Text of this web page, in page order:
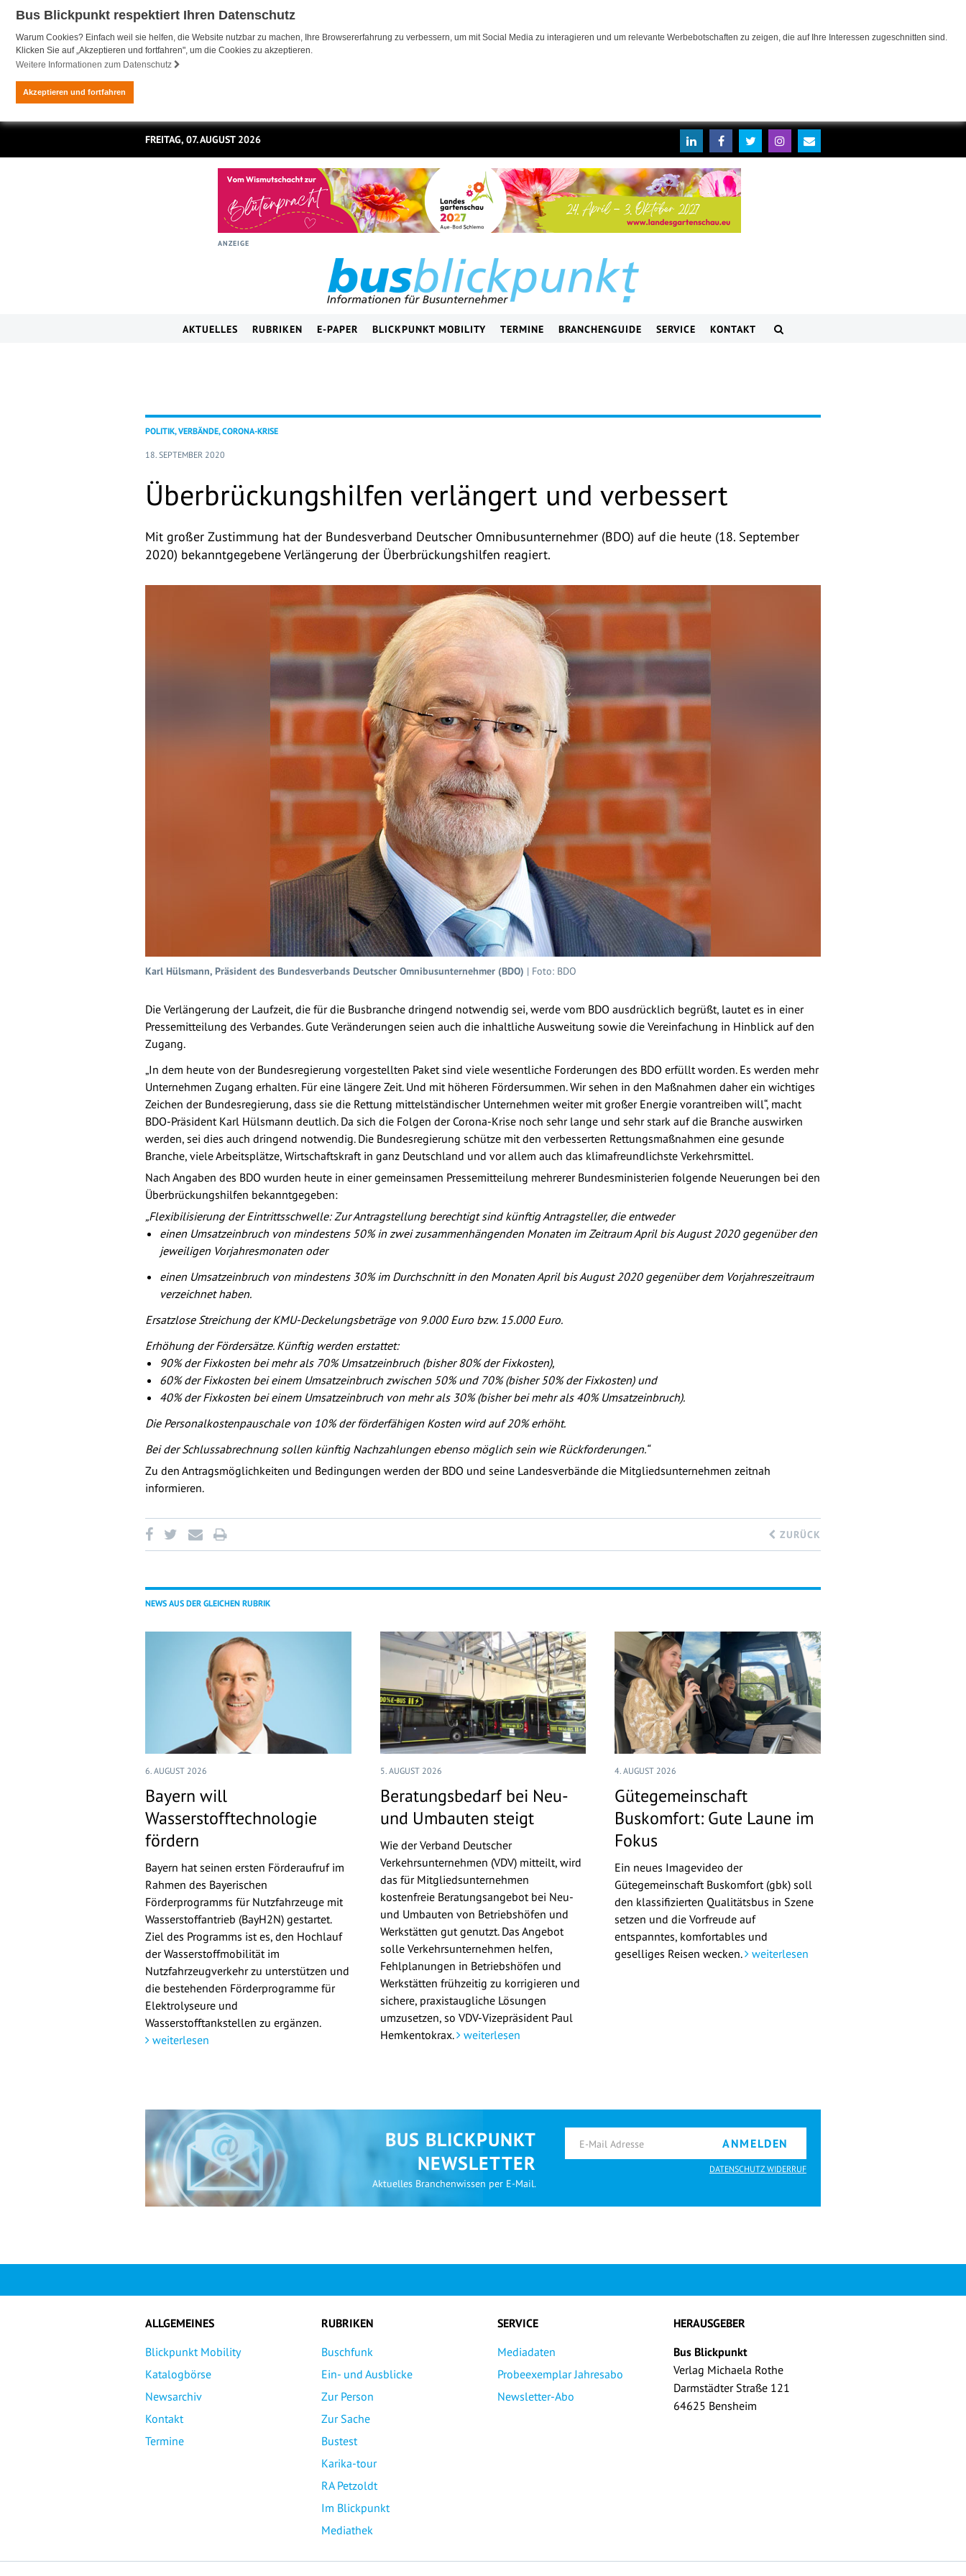
Bus Blickpunkt respektiert Ihren Datenschutz
Warum Cookies? Einfach weil sie helfen, die Website nutzbar zu machen, Ihre Browsererfahrung zu verbessern, um mit Social Media zu interagieren und um relevante Werbebotschaften zu zeigen, die auf Ihre Interessen zugeschnitten sind.
Klicken Sie auf „Akzeptieren und fortfahren", um die Cookies zu akzeptieren.
Weitere Informationen zum Datenschutz
Akzeptieren und fortfahren
FREITAG, 07. AUGUST 2026
ANZEIGE
AKTUELLES RUBRIKEN E-PAPER BLICKPUNKT MOBILITY TERMINE BRANCHENGUIDE SERVICE KONTAKT
POLITIK, VERBÄNDE, CORONA-KRISE
18. SEPTEMBER 2020
Überbrückungshilfen verlängert und verbessert
Mit großer Zustimmung hat der Bundesverband Deutscher Omnibusunternehmer (BDO) auf die heute (18. September
2020) bekanntgegebene Verlängerung der Überbrückungshilfen reagiert.
Karl Hülsmann, Präsident des Bundesverbands Deutscher Omnibusunternehmer (BDO) | Foto: BDO
Die Verlängerung der Laufzeit, die für die Busbranche dringend notwendig sei, werde vom BDO ausdrücklich begrüßt, lautet es in einer
Pressemitteilung des Verbandes. Gute Veränderungen seien auch die inhaltliche Ausweitung sowie die Vereinfachung in Hinblick auf den
Zugang.
„In dem heute von der Bundesregierung vorgestellten Paket sind viele wesentliche Forderungen des BDO erfüllt worden. Es werden mehr
Unternehmen Zugang erhalten. Für eine längere Zeit. Und mit höheren Fördersummen. Wir sehen in den Maßnahmen daher ein wichtiges
Zeichen der Bundesregierung, dass sie die Rettung mittelständischer Unternehmen weiter mit großer Energie vorantreiben will“, macht
BDO-Präsident Karl Hülsmann deutlich. Da sich die Folgen der Corona-Krise noch sehr lange und sehr stark auf die Branche auswirken
werden, sei dies auch dringend notwendig. Die Bundesregierung schütze mit den verbesserten Rettungsmaßnahmen eine gesunde
Branche, viele Arbeitsplätze, Wirtschaftskraft in ganz Deutschland und vor allem auch das klimafreundlichste Verkehrsmittel.
Nach Angaben des BDO wurden heute in einer gemeinsamen Pressemitteilung mehrerer Bundesministerien folgende Neuerungen bei den
Überbrückungshilfen bekanntgegeben:
„Flexibilisierung der Eintrittsschwelle: Zur Antragstellung berechtigt sind künftig Antragsteller, die entweder
einen Umsatzeinbruch von mindestens 50% in zwei zusammenhängenden Monaten imZeitraum April bis August 2020 gegenüber den
jeweiligen Vorjahresmonaten oder
einen Umsatzeinbruch von mindestens 30% im Durchschnitt in den Monaten April bis August 2020 gegenüber dem Vorjahreszeitraum
verzeichnet haben.
Ersatzlose Streichung der KMU-Deckelungsbeträge von 9.000 Euro bzw. 15.000 Euro.
Erhöhung der Fördersätze. Künftig werden erstattet:
90% der Fixkosten bei mehr als 70% Umsatzeinbruch (bisher 80% der Fixkosten),
60% der Fixkosten bei einem Umsatzeinbruch zwischen 50% und 70% (bisher 50% der Fixkosten) und
40% der Fixkosten bei einem Umsatzeinbruch von mehr als 30% (bisher bei mehr als 40% Umsatzeinbruch).
Die Personalkostenpauschale von 10% der förderfähigen Kosten wird auf 20% erhöht.
Bei der Schlussabrechnung sollen künftig Nachzahlungen ebenso möglich sein wie Rückforderungen.“
Zu den Antragsmöglichkeiten und Bedingungen werden der BDO und seine Landesverbände die Mitgliedsunternehmen zeitnah
informieren.
ZURÜCK
NEWS AUS DER GLEICHEN RUBRIK
6. AUGUST 2026
Bayern will
Wasserstofftechnologie
fördern
Bayern hat seinen ersten Förderaufruf im
Rahmen des Bayerischen
Förderprogramms für Nutzfahrzeuge mit
Wasserstoffantrieb (BayH2N) gestartet.
Ziel des Programms ist es, den Hochlauf
der Wasserstoffmobilität im
Nutzfahrzeugverkehr zu unterstützen und
die bestehenden Förderprogramme für
Elektrolyseure und
Wasserstofftankstellen zu ergänzen.
weiterlesen
5. AUGUST 2026
Beratungsbedarf bei Neu-
und Umbauten steigt
Wie der Verband Deutscher
Verkehrsunternehmen (VDV) mitteilt, wird
das für Mitgliedsunternehmen
kostenfreie Beratungsangebot bei Neu-
und Umbauten von Betriebshöfen und
Werkstätten gut genutzt. Das Angebot
solle Verkehrsunternehmen helfen,
Fehlplanungen in Betriebshöfen und
Werkstätten frühzeitig zu korrigieren und
sichere, praxistaugliche Lösungen
umzusetzen, so VDV-Vizepräsident Paul
Hemkentokrax. weiterlesen
4. AUGUST 2026
Gütegemeinschaft
Buskomfort: Gute Laune im
Fokus
Ein neues Imagevideo der
Gütegemeinschaft Buskomfort (gbk) soll
den klassifizierten Qualitätsbus in Szene
setzen und die Vorfreude auf
entspanntes, komfortables und
geselliges Reisen wecken. weiterlesen
BUS BLICKPUNKT
NEWSLETTER
Aktuelles Branchenwissen per E-Mail.
ANMELDEN
DATENSCHUTZ WIDERRUF
ALLGEMEINES
Blickpunkt Mobility
Katalogbörse
Newsarchiv
Kontakt
Termine
RUBRIKEN
Buschfunk
Ein- und Ausblicke
Zur Person
Zur Sache
Bustest
Karika-tour
RA Petzoldt
Im Blickpunkt
Mediathek
SERVICE
Mediadaten
Probeexemplar Jahresabo
Newsletter-Abo
HERAUSGEBER
Bus Blickpunkt
Verlag Michaela Rothe
Darmstädter Straße 121
64625 Bensheim